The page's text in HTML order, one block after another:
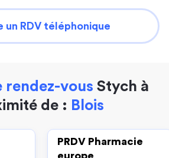
un RDV téléphonique
rendez-vous Stych à
de : Blois
PRDV Pharmacie
europe